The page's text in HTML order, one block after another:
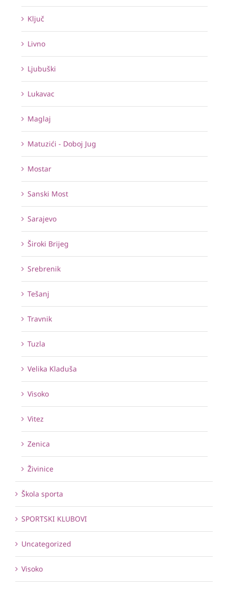
Ključ
Livno
Ljubuški
Lukavac
Maglaj
Matuzići - Doboj Jug
Mostar
Sanski Most
Sarajevo
Široki Brijeg
Srebrenik
Tešanj
Travnik
Tuzla
Velika Kladuša
Visoko
Vitez
Zenica
Živinice
Škola sporta
SPORTSKI KLUBOVI
Uncategorized
Visoko